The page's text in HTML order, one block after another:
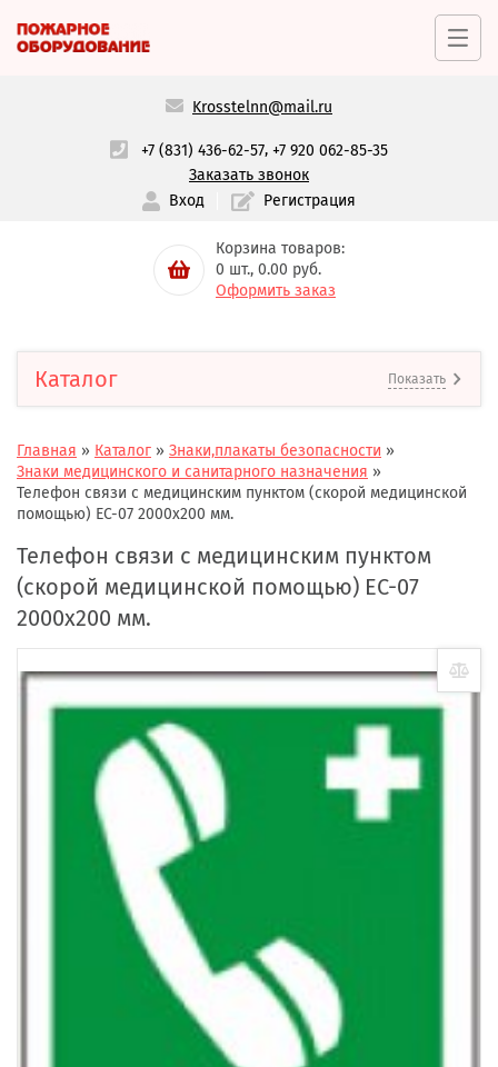
Krosstelnn@mail.ru
+7 (831) 436-62-57,+7 920 062-85-35
Заказать звонок
Вход
Регистрация
Корзина товаров:
0 шт., 0.00 руб.
Оформить заказ
Каталог Показать
Главная » Каталог » Знаки,плакаты безопасности »
Знаки медицинского и санитарного назначения »
Телефон связи с медицинским пунктом (скорой медицинской
помощью) ЕС-07 2000х200 мм.
Телефон связи с медицинским пунктом
(скорой медицинской помощью) ЕС-07
2000х200 мм.